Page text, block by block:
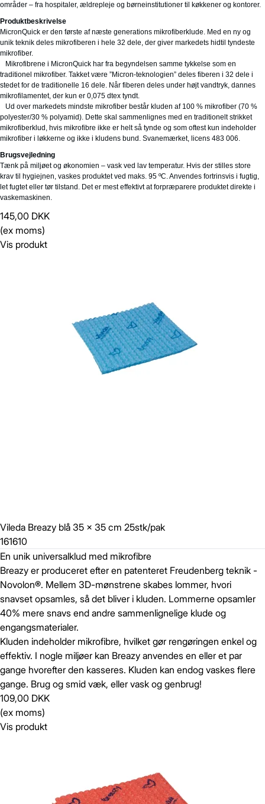
områder – fra hospitaler, ældrepleje og børneinstitutioner til køkkener og kontorer.
Produktbeskrivelse
MicronQuick er den første af næste generations mikrofiberklude. Med en ny og
unik teknik deles mikrofiberen i hele 32 dele, der giver markedets hidtil tyndeste
mikrofiber.
Mikrofibrene i MicronQuick har fra begyndelsen samme tykkelse som en
traditionel mikrofiber. Takket være ”Micron-teknologien” deles fiberen i 32 dele i
stedet for de traditionelle 16 dele. Når fiberen deles under højt vandtryk, dannes
mikrofilamentet, der kun er 0,075 dtex tyndt.
Ud over markedets mindste mikrofiber består kluden af 100 % mikrofiber (70 %
polyester/30 % polyamid). Dette skal sammenlignes med en traditionelt strikket
mikrofiberklud, hvis mikrofibre ikke er helt så tynde og som oftest kun indeholder
mikrofiber i løkkerne og ikke i kludens bund. Svanemærket, licens 483 006.
Brugsvejledning
Tænk på miljøet og økonomien – vask ved lav temperatur. Hvis der stilles store
krav til hygiejnen, vaskes produktet ved maks. 95 ºC. Anvendes fortrinsvis i fugtig,
let fugtet eller tør tilstand. Det er mest effektivt at forpræparere produktet direkte i
vaskemaskinen.
145,00 DKK
(ex moms)
Vis produkt
Vileda Breazy blå 35 x 35 cm 25stk/pak
161610
En unik universalklud med mikrofibre
Breazy er produceret efter en patenteret Freudenberg teknik -
Novolon®. Mellem 3D-mønstrene skabes lommer, hvori
snavset opsamles, så det bliver i kluden. Lommerne opsamler
40% mere snavs end andre sammenlignelige klude og
engangsmaterialer.
Kluden indeholder mikrofibre, hvilket gør rengøringen enkel og
effektiv. I nogle miljøer kan Breazy anvendes en eller et par
gange hvorefter den kasseres. Kluden kan endog vaskes flere
gange. Brug og smid væk, eller vask og genbrug!
109,00 DKK
(ex moms)
Vis produkt